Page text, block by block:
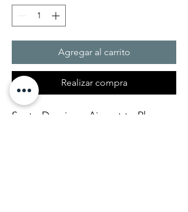
Agregar al carrito
Realizar compra
Santo Domingo Airport to Playa